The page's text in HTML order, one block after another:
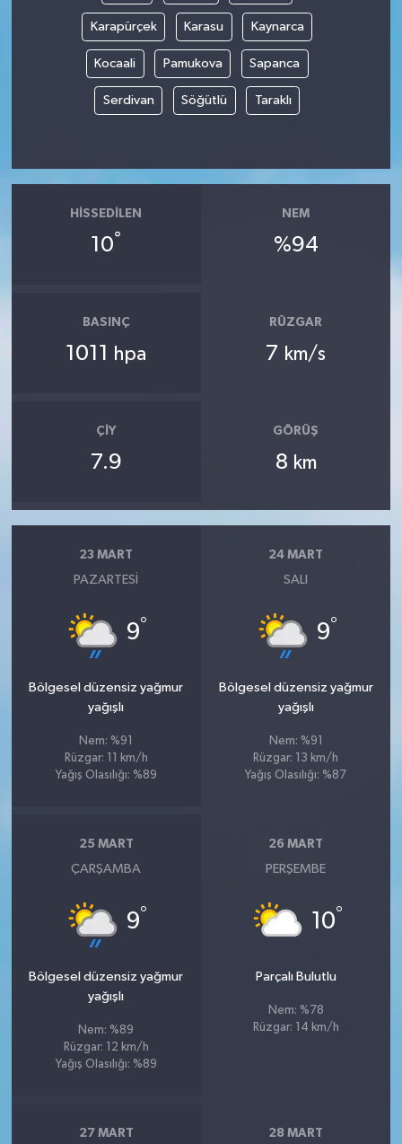
Karapürçek Karasu Kaynarca
Kocaali Pamukova Sapanca
Serdivan Söğütlü Taraklı
HISSEDILEN
10°
NEM
%94
BASINÇ
1011 hpa
RÜZGAR
7 km/s
ÇIY
7.9
GÖRÜŞ
8 km
23 MART
PAZARTESI
9°
Bölgesel düzensiz yağmur
yağışlı
Nem: %91
Rüzgar: 11 km/h
Yağış Olasılığı: %89
24 MART
SALI
9°
Bölgesel düzensiz yağmur
yağışlı
Nem: %91
Rüzgar: 13 km/h
Yağış Olasılığı: %87
25 MART
ÇARŞAMBA
9°
Bölgesel düzensiz yağmur
yağışlı
Nem: %89
Rüzgar: 12 km/h
Yağış Olasılığı: %89
26 MART
PERŞEMBE
10°
Parçalı Bulutlu
Nem: %78
Rüzgar: 14 km/h
27 MART 28 MART